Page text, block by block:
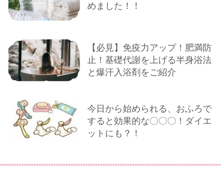
めました！！
【必見】免疫力アップ！肥満防
止！基礎代謝を上げる半身浴法
と爆汗入浴剤をご紹介
今日から始められる、おふろで
すると効果的な〇〇〇！ダイエ
ットにも？！